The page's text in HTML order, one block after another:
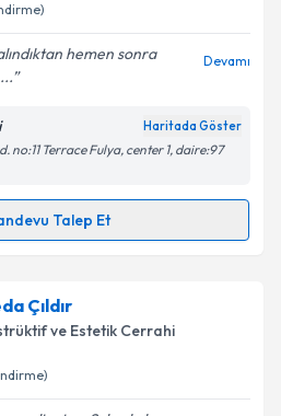
işlenmesine ilişkin
Aydınlatma
ve kişisel verilerimin belirtilen
kabul ediyorum.
Talebini Gönder
hemen sonra
Devamı
Haritada Göster
no:11 Terrace Fulya, center 1, daire:97
Talep Et
Talebi
Taşiçin randevu takvimi talebi
randevu almanız için bir
e-posta ile bilgilendireceğiz.
Çıldır
ve Estetik Cerrahi